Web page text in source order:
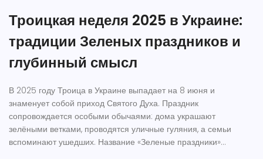
Троицкая неделя 2025 в Украине:
традиции Зеленых праздников и
глубинный смысл
В 2025 году Троица в Украине выпадает на 8 июня и
знаменует собой приход Святого Духа. Праздник
сопровождается особыми обычаями: дома украшают
зелёными ветками, проводятся уличные гуляния, а семьи
вспоминают ушедших. Название «Зеленые праздники»